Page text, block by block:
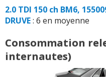
2.0 TDI 150 ch BM6,
DRUVE: 6 en moyenne
Consommation
internautes)